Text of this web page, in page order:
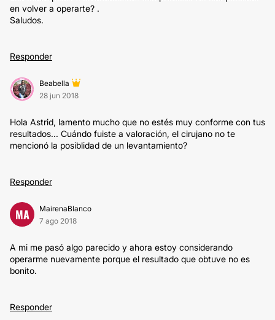
en volver a operarte? .
Saludos.
Responder
Beabella
28 jun 2018
Hola Astrid, lamento mucho que no estés muy conforme con tus
resultados... Cuándo fuiste a valoración, el cirujano no te
mencionó la posiblidad de un levantamiento?
Responder
MA
MairenaBlanco
7 ago 2018
A mi me pasó algo parecido y ahora estoy considerando
operarme nuevamente porque el resultado que obtuve no es
bonito.
Responder